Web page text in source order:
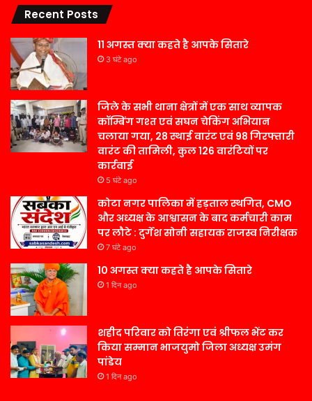
Recent Posts
11 अगस्त क्या कहते है आपके सितारे
3 घंटे ago
जिले के सभी थाना क्षेत्रों में एक साथ व्यापक
कॉम्बिंग गश्त एवं सघन चेकिंग अभियान
चलाया गया, 28 स्थाई वारंट एवं 98 गिरफ्तारी
वारंट की तामिली, कुल 126 वारंटियों पर
कार्रवाई
5 घंटे ago
कोटा नगर पालिका में हड़ताल स्थगित, CMO
और अध्यक्ष के आश्वासन के बाद कर्मचारी काम
पर लौटे : दुर्गेश सोनी सहायक राजस्व निरीक्षक
7 घंटे ago
10 अगस्त क्या कहते है आपके सितारे
1 दिन ago
शहीद परिवार को तिरंगा एवं श्रीफल भेंट कर
किया सम्मान भाजयुमो जिला अध्यक्ष उमंग
पांडेय
1 दिन ago